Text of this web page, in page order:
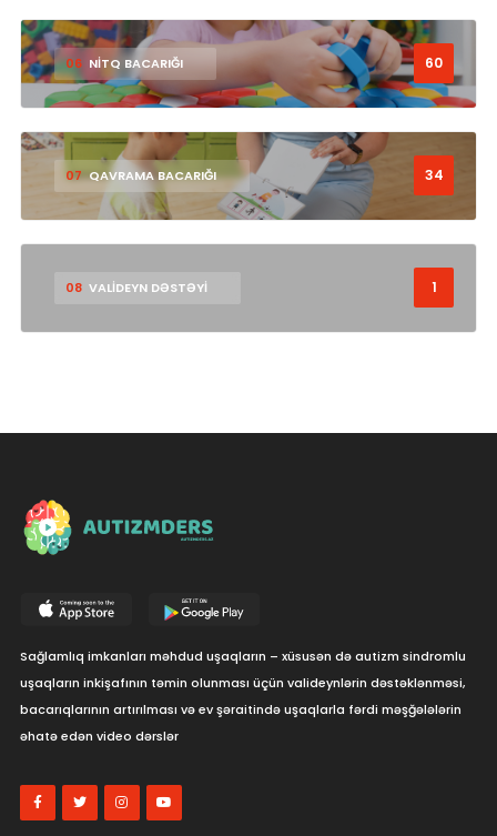
06 NİTQ BACARIĞI 60
07 QAVRAMA BACARIĞI 34
08 VALİDEYN DƏSTƏYİ 1
Sağlamlıq imkanları məhdud uşaqların – xüsusən də autizm sindromlu
uşaqların inkişafının təmin olunması üçün valideynlərin dəstəklənməsi,
bacarıqlarının artırılması və ev şəraitində uşaqlarla fərdi məşğələlərin
əhatə edən video dərslər